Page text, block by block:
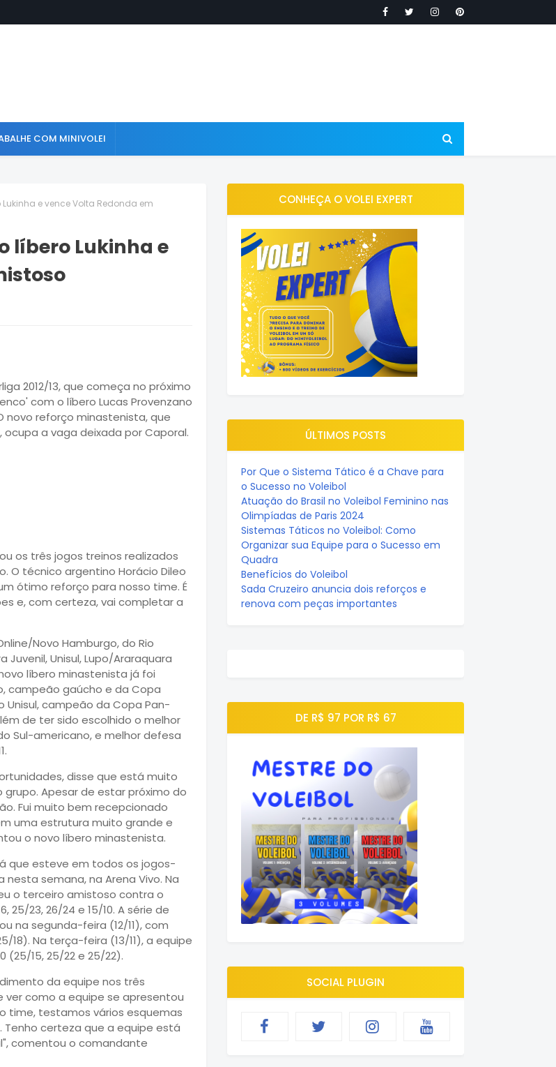
COM MINIVOLEI
e vence Volta Redonda em
líbero Lukinha e
2012/13, que começa no próximo
com o líbero Lucas Provenzano
novo reforço minastenista, que
a vaga deixada por Caporal.
os três jogos treinos realizados
O técnico argentino Horácio Dileo
ótimo reforço para nosso time. É
e, com certeza, vai completar a
Novo Hamburgo, do Rio
Juvenil, Unisul, Lupo/Araraquara
líbero minastenista já foi
campeão gaúcho e da Copa
Unisul, campeão da Copa Pan-
de ter sido escolhido o melhor
Sul-americano, e melhor defesa
disse que está muito
Apesar de estar próximo do
Fui muito bem recepcionado
uma estrutura muito grande e
o novo líbero minastenista.
que esteve em todos os jogos-
semana, na Arena Vivo. Na
o terceiro amistoso contra o
25/23, 26/24 e 15/10. A série de
na segunda-feira (12/11), com
18). Na terça-feira (13/11), a equipe
15, 25/22 e 25/22).
da equipe nos três
como a equipe se apresentou
time, testamos vários esquemas
certeza que a equipe está
comentou o comandante
CONHEÇA O VOLEI EXPERT
ÚLTIMOS POSTS
Por Que o Sistema Tático é a Chave para
o Sucesso no Voleibol
Atuação do Brasil no Voleibol Feminino nas
Olimpíadas de Paris 2024
Sistemas Táticos no Voleibol: Como
Organizar sua Equipe para o Sucesso em
Quadra
Benefícios do Voleibol
Sada Cruzeiro anuncia dois reforços e
renova com peças importantes
DE R$ 97 POR R$ 67
SOCIAL PLUGIN